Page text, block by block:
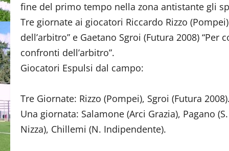
fine del primo tempo nella zona antistante gli
Tre giornate ai giocatori Riccardo Rizzo
dell’arbitro” e Gaetano Sgroi (Futura 2008)
confronti dell’arbitro”.
Giocatori Espulsi dal campo:
Tre Giornate: Rizzo (Pompei), Sgroi (Futura 2008).
Una giornata: Salamone (Arci Grazia), Pagano
Nizza), Chillemi (N. Indipendente).